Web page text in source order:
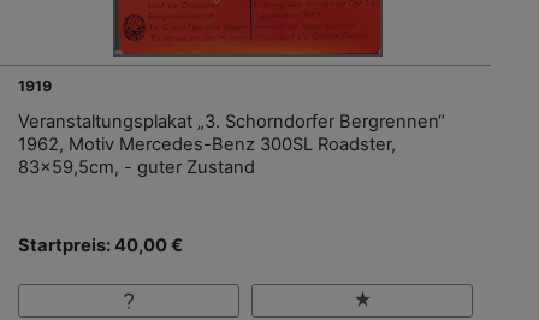
1919
Veranstaltungsplakat „3. Schorndorfer Bergrennen“
1962, Motiv Mercedes-Benz 300SL Roadster,
83x59,5cm, - guter Zustand
Startpreis: 40,00 €